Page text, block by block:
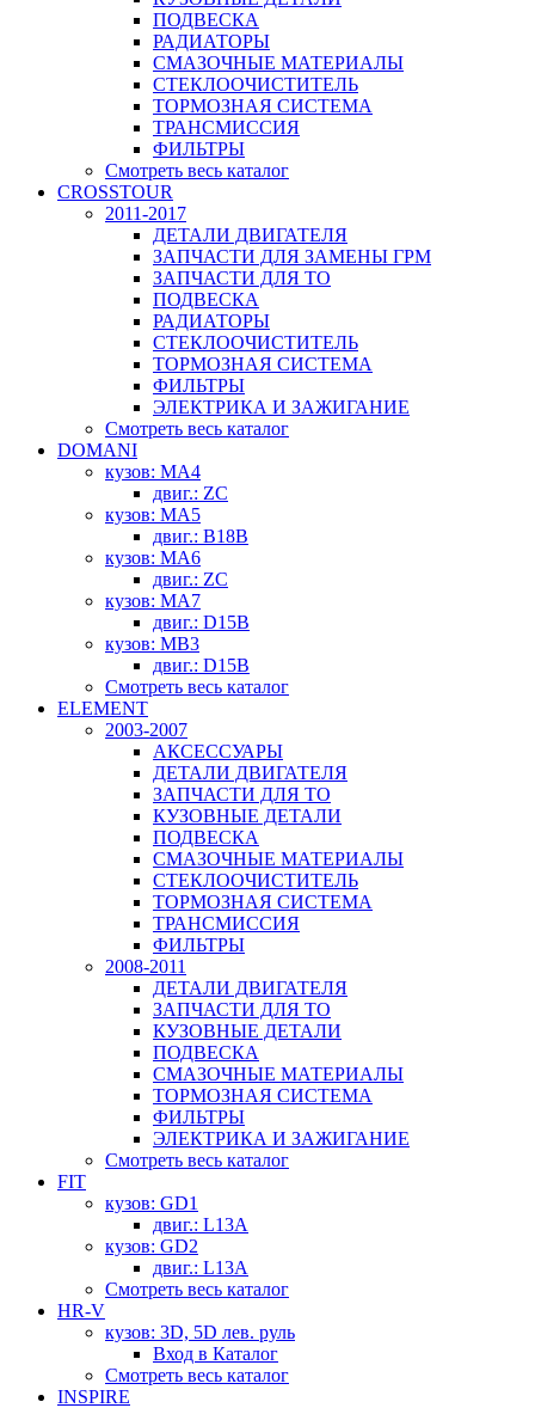
ПОДВЕСКА
РАДИАТОРЫ
СМАЗОЧНЫЕ МАТЕРИАЛЫ
СТЕКЛООЧИСТИТЕЛЬ
ТОРМОЗНАЯ СИСТЕМА
ТРАНСМИССИЯ
ФИЛЬТРЫ
Смотреть весь каталог
CROSSTOUR
2011-2017
ДЕТАЛИ ДВИГАТЕЛЯ
ЗАПЧАСТИ ДЛЯ ЗАМЕНЫ ГРМ
ЗАПЧАСТИ ДЛЯ ТО
ПОДВЕСКА
РАДИАТОРЫ
СТЕКЛООЧИСТИТЕЛЬ
ТОРМОЗНАЯ СИСТЕМА
ФИЛЬТРЫ
ЭЛЕКТРИКА И ЗАЖИГАНИЕ
Смотреть весь каталог
DOMANI
кузов: MA4
двиг.: ZC
кузов: MA5
двиг.: B18B
кузов: MA6
двиг.: ZC
кузов: MA7
двиг.: D15B
кузов: MB3
двиг.: D15B
Смотреть весь каталог
ELEMENT
2003-2007
АКСЕССУАРЫ
ДЕТАЛИ ДВИГАТЕЛЯ
ЗАПЧАСТИ ДЛЯ ТО
КУЗОВНЫЕ ДЕТАЛИ
ПОДВЕСКА
СМАЗОЧНЫЕ МАТЕРИАЛЫ
СТЕКЛООЧИСТИТЕЛЬ
ТОРМОЗНАЯ СИСТЕМА
ТРАНСМИССИЯ
ФИЛЬТРЫ
2008-2011
ДЕТАЛИ ДВИГАТЕЛЯ
ЗАПЧАСТИ ДЛЯ ТО
КУЗОВНЫЕ ДЕТАЛИ
ПОДВЕСКА
СМАЗОЧНЫЕ МАТЕРИАЛЫ
ТОРМОЗНАЯ СИСТЕМА
ФИЛЬТРЫ
ЭЛЕКТРИКА И ЗАЖИГАНИЕ
Смотреть весь каталог
FIT
кузов: GD1
двиг.: L13A
кузов: GD2
двиг.: L13A
Смотреть весь каталог
HR-V
кузов: 3D, 5D лев. руль
Вход в Каталог
Смотреть весь каталог
INSPIRE